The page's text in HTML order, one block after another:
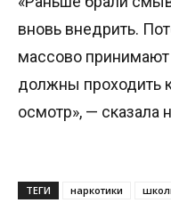
вновь внедрить.
массово
должны проходить
осмотр», — сказала
ТЕГИ наркотики